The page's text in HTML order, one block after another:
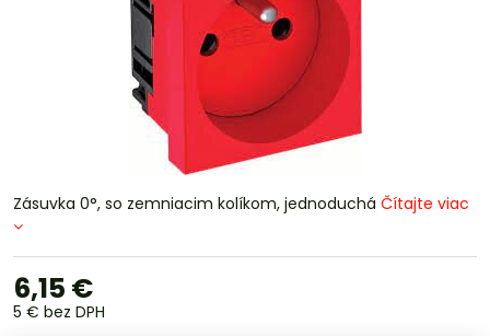
Zásuvka 0°, so zemniacim kolíkom, jednoduchá Čítajte viac
6,15 €
5 € bez DPH